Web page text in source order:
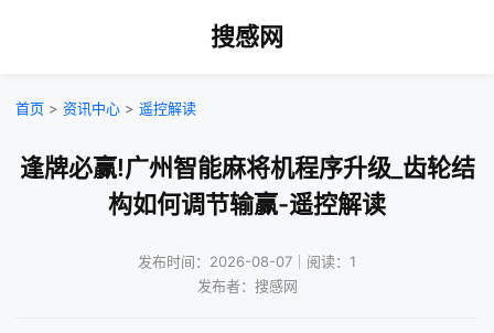
搜感网
首页 > 资讯中心 > 遥控解读
逢牌必赢!广州智能麻将机程序升级_齿轮结
构如何调节输赢-遥控解读
发布时间：2026-08-07｜阅读：1
发布者：搜感网